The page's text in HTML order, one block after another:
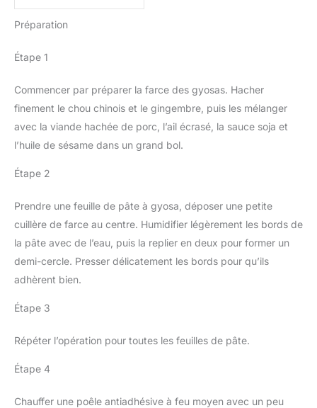
Préparation
Étape 1
Commencer par préparer la farce des gyosas. Hacher
finement le chou chinois et le gingembre, puis les mélanger
avec la viande hachée de porc, l’ail écrasé, la sauce soja et
l’huile de sésame dans un grand bol.
Étape 2
Prendre une feuille de pâte à gyosa, déposer une petite
cuillère de farce au centre. Humidifier légèrement les bords de
la pâte avec de l’eau, puis la replier en deux pour former un
demi-cercle. Presser délicatement les bords pour qu’ils
adhèrent bien.
Étape 3
Répéter l’opération pour toutes les feuilles de pâte.
Étape 4
Chauffer une poêle antiadhésive à feu moyen avec un peu